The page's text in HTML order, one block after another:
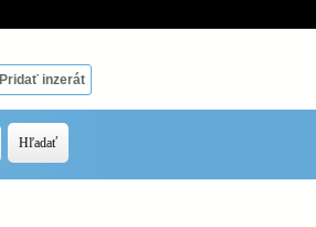
Pridať inzerát
Hľadať